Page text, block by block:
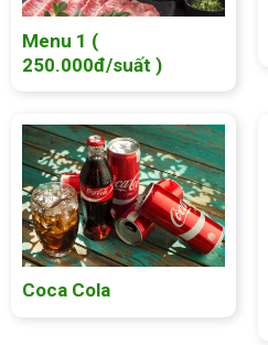
Menu 1 (
250.000đ/suất )
Coca Cola